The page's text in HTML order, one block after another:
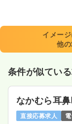
イメー
他
条件が似てい
なかむら耳
直接応募求人